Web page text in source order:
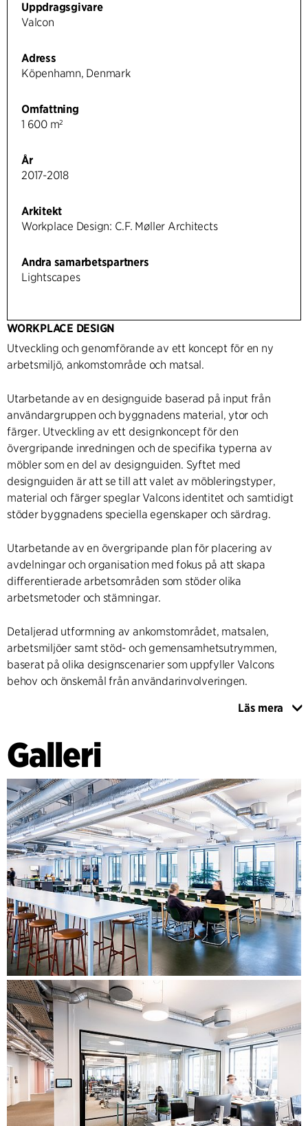
Uppdragsgivare
Valcon
Adress
Köpenhamn, Denmark
Omfattning
1 600 m²
År
2017-2018
Arkitekt
Workplace Design: C.F. Møller Architects
Andra samarbetspartners
Lightscapes
WORKPLACE DESIGN
Utveckling och genomförande av ett koncept för en ny
arbetsmiljö, ankomstområde och matsal.
Utarbetande av en designguide baserad på input från
användargruppen och byggnadens material, ytor och
färger. Utveckling av ett designkoncept för den
övergripande inredningen och de specifika typerna av
möbler som en del av designguiden. Syftet med
designguiden är att se till att valet av möbleringstyper,
material och färger speglar Valcons identitet och samtidigt
stöder byggnadens speciella egenskaper och särdrag.
Utarbetande av en övergripande plan för placering av
avdelningar och organisation med fokus på att skapa
differentierade arbetsområden som stöder olika
arbetsmetoder och stämningar.
Detaljerad utformning av ankomstområdet, matsalen,
arbetsmiljöer samt stöd- och gemensamhetsutrymmen,
baserat på olika designscenarier som uppfyller Valcons
behov och önskemål från användarinvolveringen.
Förberedelse av ett inventeringsprojekt inklusive
användning av befintlig inventering, som baseras på en
inventeringsbudget som utarbetas utifrån de önskade
inredningsscenarierna.
PROCESSHANTERING & ANVÄNDARINVOLVERING
Löpande möten med styrgruppen och projektgruppen.
Inrättande av användargrupper för att stärka
engagemanget och ägarskapet i processen. Anordnande av
workshoppar med fokus på identitet som en del av det
efterföljande utarbetandet av en designguide och med
fokus på funktionalitet i samband med framtida disposition
av hyresavtalet.
Planering av referensbesök på relevanta platser som kan ge
inspiration och utgöra en gemensam utgångspunkt i
diskussionen om den framtida arbetsmiljön.
Underlättande av en tvärvetenskaplig ambassadörsgrupp
som fokuserar på framtida arbetsmetoder och
arbetsuppgifter.
Läs mera
Galleri